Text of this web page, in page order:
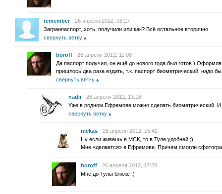
remember
26 апреля 2012, 08:27
Загранпаспорт, хоть, получили или как? Всё остальное вторично.
свернуть ветку
boroff
26 апреля 2012, 11:08
Да паспорт получил, он ещё до нового года был готов )
пришлось два раза ездить, т.к. паспорт биометрический, надо
свернуть ветку
nadii
26 апреля 2012, 13:18
Уже в родном Ефремове можно сделать биометрический. И
свернуть ветку
nickas
26 апреля 2012, 15:42
Ну если живешь в МСК, то в Туле удобней ;)
Мне «делается» в Ефремове. Причем смогли
boroff
26 апреля 2012, 17:28
Мне до Тулы ближе :)